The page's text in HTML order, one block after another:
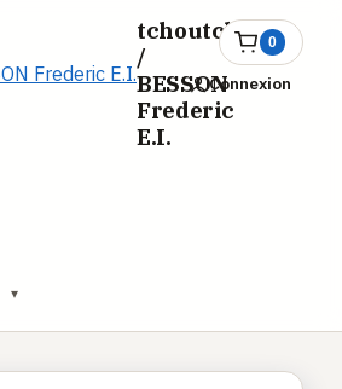
tchoutchou.fr
/
BESSON
Frederic
E.I.
▾
0
Ouvrir
le
panier
Connexion